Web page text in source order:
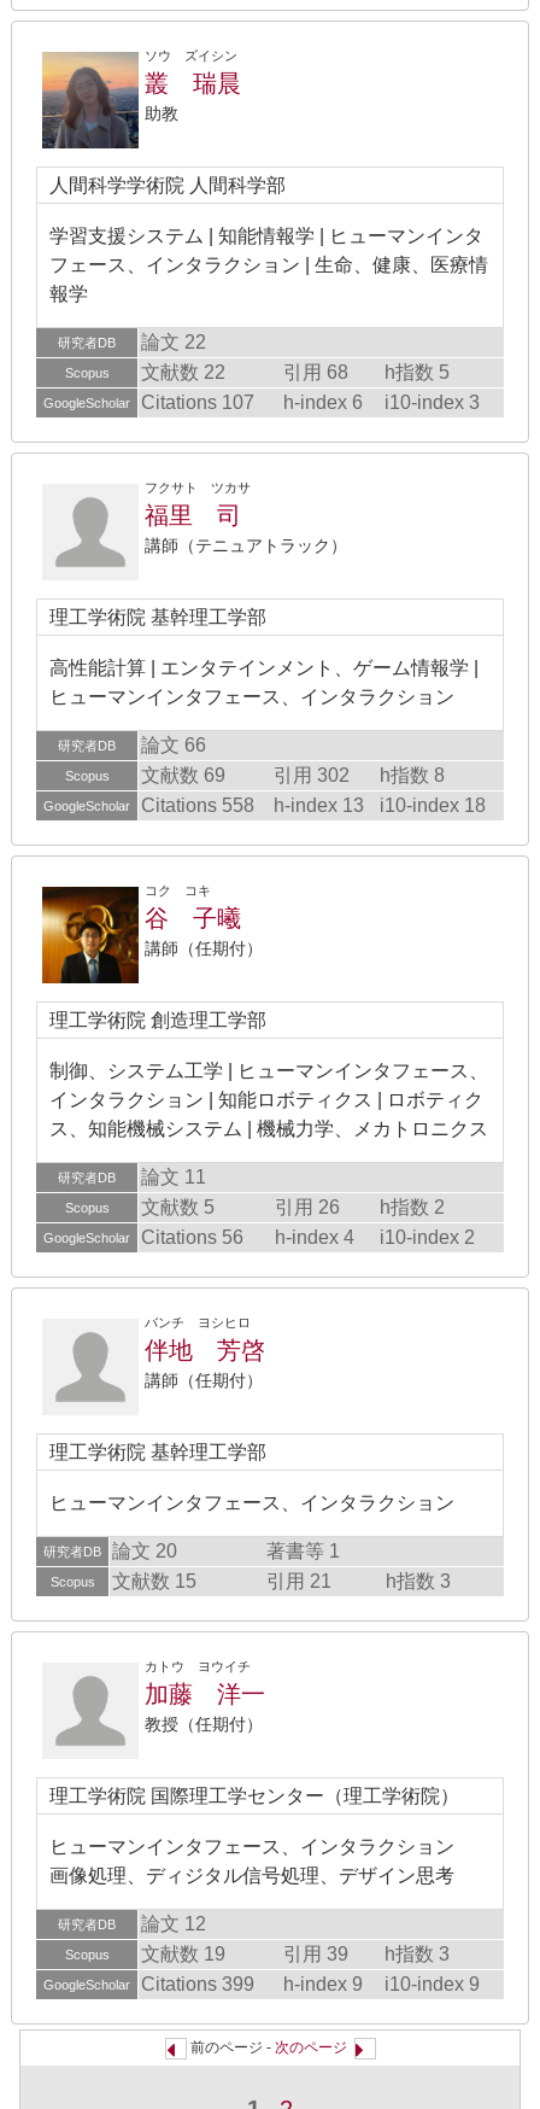
ソウ ズイシン
叢 瑞晨
助教
人間科学学術院 人間科学部
学習支援システム | 知能情報学 | ヒューマンインタ
フェース、インタラクション | 生命、健康、医療情
報学
研究者DB 論文 22
Scopus 文献数 22 引用 68 h指数 5
GoogleScholar Citations 107 h-index 6 i10-index 3
フクサト ツカサ
福里 司
講師（テニュアトラック）
理工学術院 基幹理工学部
高性能計算 | エンタテインメント、ゲーム情報学 |
ヒューマンインタフェース、インタラクション
研究者DB 論文 66
Scopus 文献数 69 引用 302 h指数 8
GoogleScholar Citations 558 h-index 13 i10-index 18
コク コキ
谷 子曦
講師（任期付）
理工学術院 創造理工学部
制御、システム工学 | ヒューマンインタフェース、
インタラクション | 知能ロボティクス | ロボティク
ス、知能機械システム | 機械力学、メカトロニクス
研究者DB 論文 11
Scopus 文献数 5 引用 26 h指数 2
GoogleScholar Citations 56 h-index 4 i10-index 2
バンチ ヨシヒロ
伴地 芳啓
講師（任期付）
理工学術院 基幹理工学部
ヒューマンインタフェース、インタラクション
研究者DB 論文 20 著書等 1
Scopus 文献数 15 引用 21 h指数 3
カトウ ヨウイチ
加藤 洋一
教授（任期付）
理工学術院 国際理工学センター（理工学術院）
ヒューマンインタフェース、インタラクション
画像処理、ディジタル信号処理、デザイン思考
研究者DB 論文 12
Scopus 文献数 19 引用 39 h指数 3
GoogleScholar Citations 399 h-index 9 i10-index 9
前のページ - 次のページ